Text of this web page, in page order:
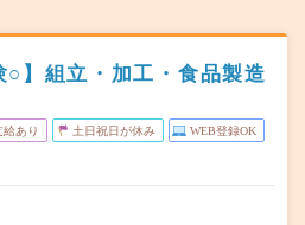
○】組立・加工・食品製造
あり 土日祝日が休み WEB登録OK